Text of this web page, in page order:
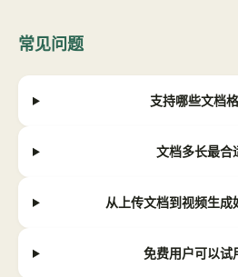
常见问题
支持哪些文档
文档多长最合
从上传文档到视频生成
免费用户可以试